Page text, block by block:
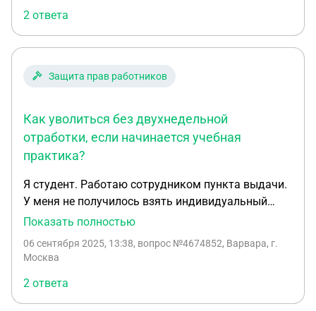
2 ответа
Защита прав работников
Как уволиться без двухнедельной
отработки, если начинается учебная
практика?
Я студент. Работаю сотрудником пункта выдачи.
У меня не получилось взять индивидуальный
график обучения для работы и мне срочно нужно
курсе, что возможно я не останусь работать на
документы. Я осведомляла ее, что не факт, что
получится. Сейчас мне говорят отработать две
Показать полностью
06 сентября 2025, 13:38, вопрос №4674852, Варвара, г.
Москва
2 ответа